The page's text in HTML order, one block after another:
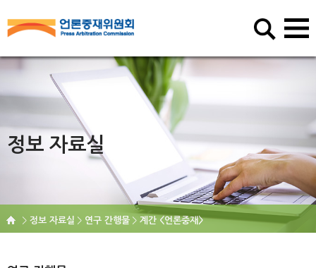
정보 자료실
정보 자료실 연구 간행물 계간 <언론중재>